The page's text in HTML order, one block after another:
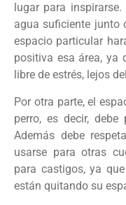
lugar para
agua suficiente junto
espacio particular
positiva esa área, ya
libre de estrés, lejos
Por otra parte, el
perro, es decir,
Además debe
usarse para otras
para castigos, ya
están quitando su